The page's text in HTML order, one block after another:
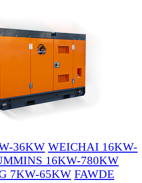
36KW WEICHAI 16KW-
16KW-780KW
7KW-65KW FAWDE